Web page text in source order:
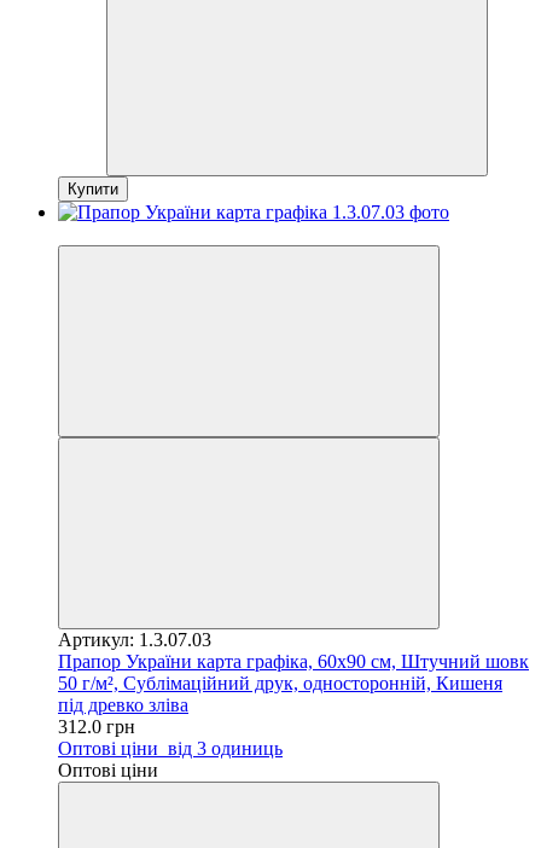
Купити
Артикул: 1.3.07.03
Прапор України карта графіка, 60х90 см, Штучний шовк
50 г/м², Сублімаційний друк, односторонній, Кишеня
під древко зліва
312.0 грн
Оптові ціни від 3 одиниць
Оптові ціни